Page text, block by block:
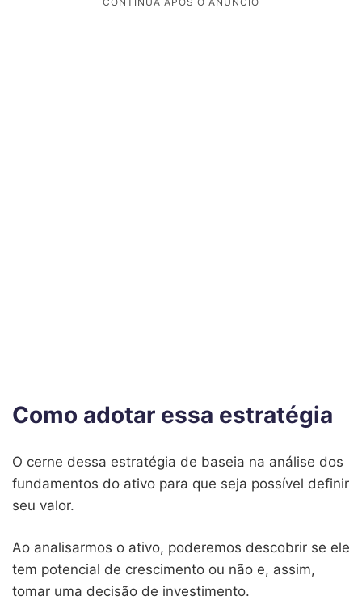
Como adotar essa estratégia
O cerne dessa estratégia de baseia na análise dos
fundamentos do ativo para que seja possível definir
seu valor.
Ao analisarmos o ativo, poderemos descobrir se ele
tem potencial de crescimento ou não e, assim,
tomar uma decisão de investimento.